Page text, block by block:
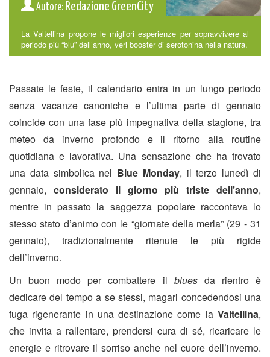
Autore: Redazione GreenCity
La Valtellina propone le migliori esperienze per sopravvivere al
periodo più “blu” dell’anno, veri booster di serotonina nella natura.
Passate le feste, il calendario entra in un lungo periodo
senza vacanze canoniche e l’ultima parte di gennaio
coincide con una fase più impegnativa della stagione, tra
meteo da inverno profondo e il ritorno alla routine
quotidiana e lavorativa. Una sensazione che ha trovato
una data simbolica nel Blue Monday, il terzo lunedì di
gennaio, considerato il giorno più triste dell’anno,
mentre in passato la saggezza popolare raccontava lo
stesso stato d’animo con le “giornate della merla” (29 - 31
gennaio), tradizionalmente ritenute le più rigide
dell’inverno.
Un buon modo per combattere il bluesda rientro è
dedicare del tempo a se stessi, magari concedendosi una
fuga rigenerante in una destinazione come la Valtellina,
che invita a rallentare, prendersi cura di sé, ricaricare le
energie e ritrovare il sorriso anche nel cuore dell’inverno.